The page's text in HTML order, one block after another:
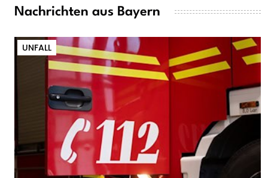
Nachrichten aus Bayern
UNFALL